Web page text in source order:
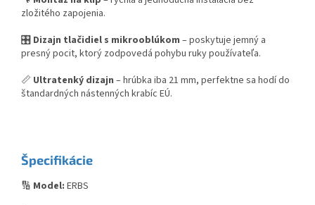
zložitého zapojenia.
🎛️ Dizajn tlačidiel s mikrooblúkom – poskytuje jemný a
presný pocit, ktorý zodpovedá pohybu ruky používateľa.
📏 Ultratenký dizajn – hrúbka iba 21 mm, perfektne sa hodí do
štandardných nástenných krabíc EÚ.
Špecifikácie
🔢 Model: ERBS